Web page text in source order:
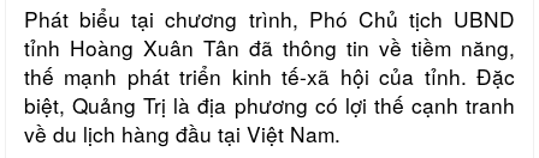
Phát biểu tại chương trình, Phó Chủ tịch UBND
tỉnh Hoàng Xuân Tân đã thông tin về tiềm năng,
thế mạnh phát triển kinh tế-xã hội của tỉnh. Đặc
biệt, Quảng Trị là địa phương có lợi thế cạnh tranh
về du lịch hàng đầu tại Việt Nam.